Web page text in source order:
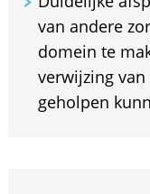
van andere
domein te
verwijzing
geholpen